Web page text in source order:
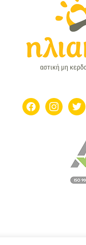
facebookinstagram
twitter